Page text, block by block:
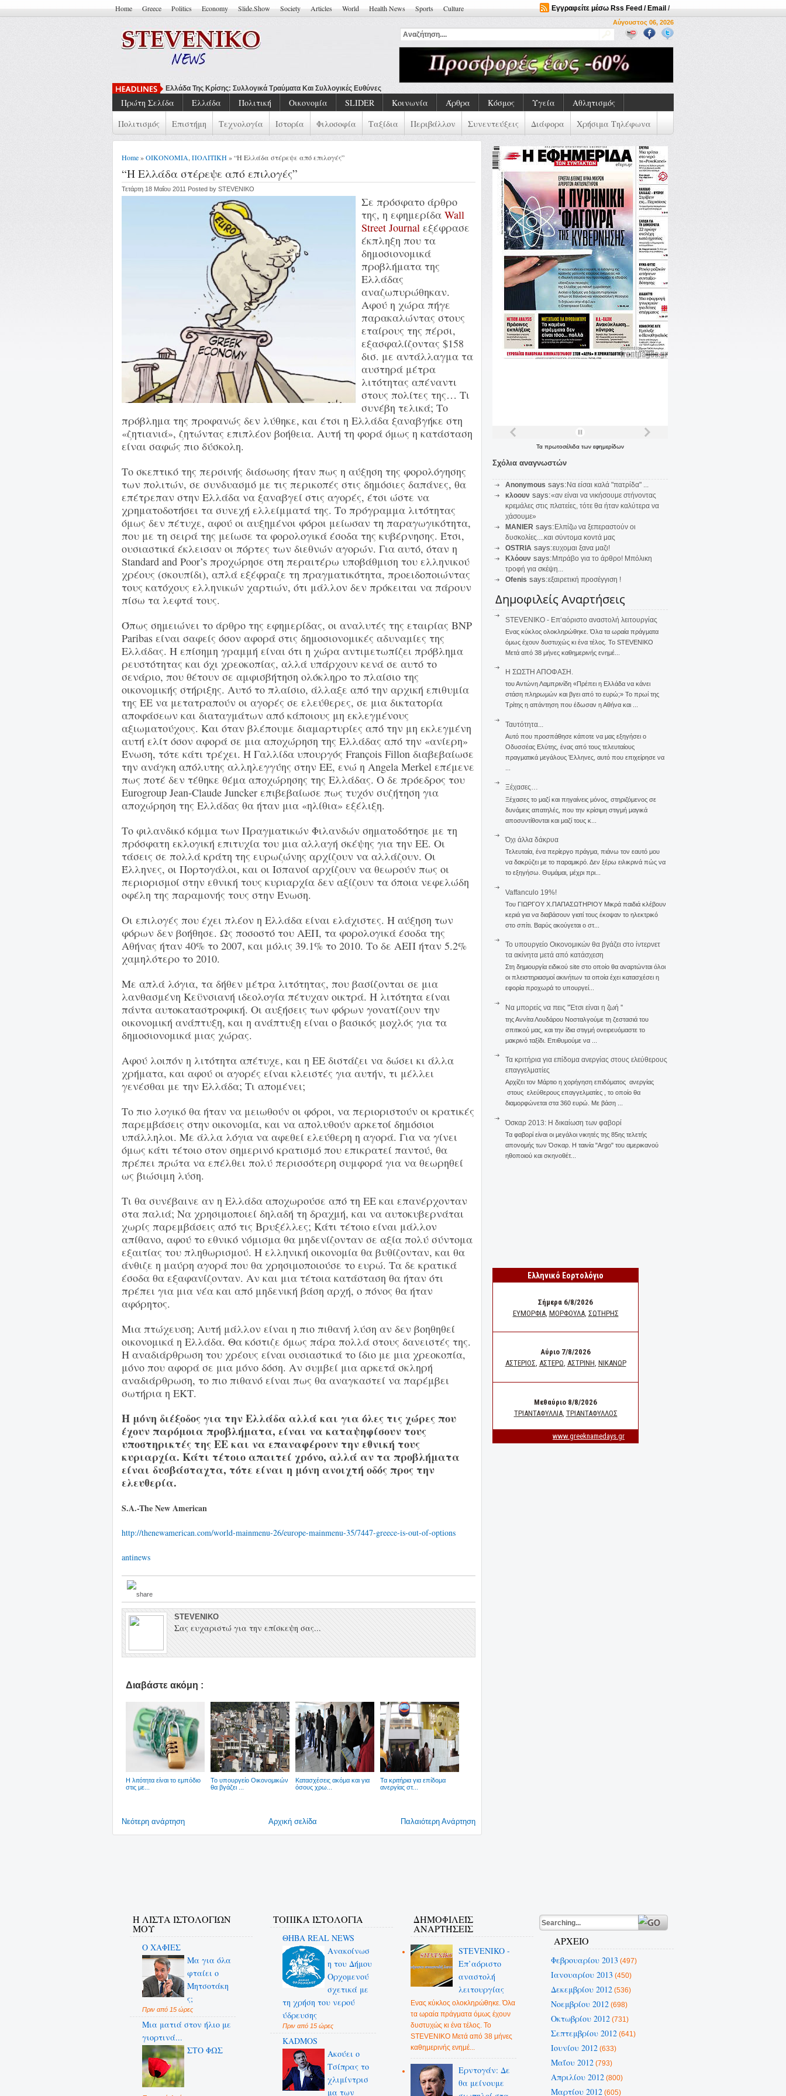
Home Greece Politics Economy Slide.Show Society Articles World Health News Sports Culture Εγγραφείτε μέσω Rss Feed / Email /
Αύγουστος 06, 2026
Να Μ
Πρώτη Σελίδα Ελλάδα Πολιτική Οικονομία SLIDER Κοινωνία Άρθρα Κόσμος Υγεία
Αθλητισμός
Πολιτισμός
Επιστήμη Τεχνολογία Ιστορία Φιλοσοφία Ταξίδια Περιβάλλον Συνεντεύξεις Διάφορα Χρήσιμα Τηλέφωνα
Home»ΟΙΚΟΝΟΜΙΑ ΠΟΛΙΤΙΚΗ» “Η Ελλάδα στέρεψε από επιλογές”
“Η Ελλάδα στέρεψε από επιλογές”
Τετάρτη 18 Μαΐου 2011 Posted by STEVENIKO
Σε πρόσφατο άρθρο
της, η εφημερίδα Wall
Street Journal εξέφρασε
έκπληξη που τα
δημοσιονομικά
προβλήματα της
Ελλάδας
αναζωπυρώθηκαν.
Αφού η χώρα πήγε
παρακαλώντας στους
εταίρους της πέρσι,
εξασφαλίζοντας $158
δισ. με αντάλλαγμα τα
αυστηρά μέτρα
λιτότητας απέναντι
στους πολίτες της… Τι
συνέβη τελικά; Το
πρόβλημα της προφανώς δεν λύθηκε, και έτσι η Ελλάδα ξαναβγήκε στη
«ζητιανιά», ζητώντας επιπλέον βοήθεια. Αυτή τη φορά όμως η κατάσταση
είναι σαφώς πιο δύσκολη.
Το σκεπτικό της περσινής διάσωσης ήταν πως η αύξηση της φορολόγησης
των πολιτών, σε συνδυασμό με τις περικοπές στις δημόσιες δαπάνες, θα
επέτρεπαν στην Ελλάδα να ξαναβγεί στις αγορές, έτσι ώστε να
χρηματοδοτήσει τα συνεχή ελλείμματά της. Το πρόγραμμα λιτότητας
όμως δεν πέτυχε, αφού οι αυξημένοι φόροι μείωσαν τη παραγωγικότητα,
που με τη σειρά της μείωσε τα φορολογικά έσοδα της κυβέρνησης. Έτσι,
ουσιαστικά έκλεισαν οι πόρτες των διεθνών αγορών. Για αυτό, όταν η
Standard and Poor’s προχώρησε στη περαιτέρω υποβάθμιση του ελληνικού
χρέους (σκουπίδι), απλά εξέφραζε τη πραγματικότητα, προειδοποιώντας
τους κατόχους ελληνικών χαρτιών, ότι μάλλον δεν πρόκειται να πάρουν
πίσω τα λεφτά τους.
Όπως σημειώνει το άρθρο της εφημερίδας, οι αναλυτές της εταιρίας BNP
Paribas είναι σαφείς όσον αφορά στις δημοσιονομικές αδυναμίες της
Ελλάδας. Η επίσημη γραμμή είναι ότι η χώρα αντιμετωπίζει πρόβλημα
ρευστότητας και όχι χρεοκοπίας, αλλά υπάρχουν κενά σε αυτό το
σενάριο, που θέτουν σε αμφισβήτηση ολόκληρο το πλαίσιο της
οικονομικής στήριξης. Αυτό το πλαίσιο, άλλαξε από την αρχική επιθυμία
της ΕΕ να μετατραπούν οι αγορές σε ελεύθερες, σε μια δικτατορία
αποφάσεων και διαταγμάτων από κάποιους μη εκλεγμένους
αξιωματούχους. Και όταν βλέπουμε διαμαρτυρίες από την μη εκλεγμένη
αυτή ελίτ όσον αφορά σε μια αποχώρηση της Ελλάδας από την «ανίερη»
Ένωση, τότε κάτι τρέχει. Η Γαλλίδα υπουργός François Fillon διαβεβαίωσε
την ανάγκη απόλυτης αλληλεγγύης στην ΕΕ, ενώ η Angela Merkel επέμενε
πως ποτέ δεν τέθηκε θέμα αποχώρησης της Ελλάδας. Ο δε πρόεδρος του
Eurogroup Jean-Claude Juncker επιβεβαίωσε πως τυχόν συζήτηση για
αποχώρηση της Ελλάδας θα ήταν μια «ηλίθια» εξέλιξη.
Το φιλανδικό κόμμα των Πραγματικών Φιλανδών σηματοδότησε με τη
πρόσφατη εκλογική επιτυχία του μια αλλαγή σκέψης για την ΕΕ. Οι
τάσεις σε πολλά κράτη της ευρωζώνης αρχίζουν να αλλάζουν. Οι
Έλληνες, οι Πορτογάλοι, και οι Ισπανοί αρχίζουν να θεωρούν πως οι
περιορισμοί στην εθνική τους κυριαρχία δεν αξίζουν τα όποια νεφελώδη
οφέλη της παραμονής τους στην Ένωση.
Οι επιλογές που έχει πλέον η Ελλάδα είναι ελάχιστες. Η αύξηση των
φόρων δεν βοήθησε. Ως ποσοστό του ΑΕΠ, τα φορολογικά έσοδα της
Αθήνας ήταν 40% το 2007, και μόλις 39.1% το 2010. Το δε ΑΕΠ ήταν 5.2%
χαμηλότερο το 2010.
Με απλά λόγια, τα δήθεν μέτρα λιτότητας, που βασίζονται σε μια
λανθασμένη Κεϋνσιανή ιδεολογία πέτυχαν οικτρά. Η λιτότητα είναι
πάντα αυτοκαταστροφική. Οι αυξήσεις των φόρων γονατίζουν την
οικονομική ανάπτυξη, και η ανάπτυξη είναι ο βασικός μοχλός για τα
δημοσιονομικά μιας χώρας.
Αφού λοιπόν η λιτότητα απέτυχε, και η ΕΕ διστάζει να δώσει κι άλλα
χρήματα, και αφού οι αγορές είναι κλειστές για αυτήν, τι μέλλει
γενέσθαι με την Ελλάδα; Τι απομένει;
Το πιο λογικό θα ήταν να μειωθούν οι φόροι, να περιοριστούν οι κρατικές
παρεμβάσεις στην οικονομία, και να απολυθούν αρκετοί δημόσιοι
υπάλληλοι. Με άλλα λόγια να αφεθεί ελεύθερη η αγορά. Για να γίνει
όμως κάτι τέτοιο στον σημερινό κρατισμό που επικρατεί παντού, θα
πρέπει πρώτα να επέλθει πολύ περισσότερη συμφορά για να θεωρηθεί
ως βιώσιμη λύση.
Τι θα συνέβαινε αν η Ελλάδα αποχωρούσε από τη ΕΕ και επανέρχονταν
στα παλιά; Να χρησιμοποιεί δηλαδή τη δραχμή, και να αυτοκυβερνάται
χωρίς παρεμβάσεις από τις Βρυξέλλες; Κάτι τέτοιο είναι μάλλον
απίθανο, αφού το εθνικό νόμισμα θα μηδενίζονταν σε αξία πολύ σύντομα
εξαιτίας του πληθωρισμού. Η ελληνική οικονομία θα βυθίζονταν, και θα
άνθιζε η μαύρη αγορά που θα χρησιμοποιούσε το ευρώ. Τα δε κρατικά
έσοδα θα εξαφανίζονταν. Αν και μια τέτοια κατάσταση θα ήταν ότι
πρέπει για μια νέα και από μηδενική βάση αρχή, ο πόνος θα ήταν
αφόρητος.
Μια πτώχευση; Αυτή μάλλον είναι η πιο πιθανή λύση αν δεν βοηθηθεί
οικονομικά η Ελλάδα. Θα κόστιζε όμως πάρα πολλά στους δανειστές της.
Η αναδιάρθρωση του χρέους είναι ουσιαστικά το ίδιο με μια χρεοκοπία,
μόνο που αφορά σε μια μόνο δόση. Αν συμβεί μια αρκετά σκληρή
αναδιάρθρωση, το πιο πιθανό είναι πως θα αναγκαστεί να παρέμβει
σωτήρια η ΕΚΤ.
Η μόνη διέξοδος για την Ελλάδα αλλά και για όλες τις χώρες που
έχουν παρόμοια προβλήματα, είναι να καταψηφίσουν τους
υποστηρικτές της ΕΕ και να επαναφέρουν την εθνική τους
κυριαρχία. Κάτι τέτοιο απαιτεί χρόνο, αλλά αν τα προβλήματα
είναι δυσβάσταχτα, τότε είναι η μόνη ανοιχτή οδός προς την
ελευθερία.
S.A.-The New American
http://thenewamerican.com/world-mainmenu-26/europe-mainmenu-35/7447-greece-is-out-of-options
antinews
STEVENIKO
Σας ευχαριστώ για την επίσκεψη σας...
Διαβάστε ακόμη :
Η λιτότητα είναι το εμπόδιο
στις με...
To υπουργείο Οικονομικών
θα βγάζει ...
Κατασχέσεις ακόμα και για
όσους χρω...
Τα κριτήρια για επίδομα
ανεργίας στ...
Νεότερη ανάρτηση Παλαιότερη Ανάρτηση
Αρχική σελίδα
Τα πρωτοσέλιδα των εφημερίδων
Σχόλια αναγνωστών
Anonymous says: Να είσαι καλά "πατρίδα" ...
κλοουν says:«αν είναι να νικήσουμε στήνοντας
κρεμάλες στις πλατείες, τότε θα ήταν καλύτερα να
χάσουμε»
MANIER says: Ελπίζω να ξεπεραστούν οι
δυσκολίες....και σύντομα κοντά μας
OSTRIA says:ευχομαι ξανα μαζι!
Κλόουν says: Μπράβο για το άρθρο! Μπόλικη
τροφή για σκέψη...
Ofenis says:εξαιρετική προσέγγιση !
Δημοφιλείς Αναρτήσεις
STEVENIKO - Επ’αόριστο αναστολή λειτουργίας
Ενας κύκλος ολοκληρώθηκε. Όλα τα ωραία πράγματα
όμως έχουν δυστυχώς κι ένα τέλος. Το STEVENIKO
Μετά από 38 μήνες καθημερινής ενημέ...
Η ΣΩΣΤΗ ΑΠΟΦΑΣΗ.
του Αντώνη Λαμπρινίδη «Πρέπει η Ελλάδα να κάνει
στάση πληρωμών και βγει από το ευρώ;» Το πρωί της
Τρίτης η απάντηση που έδωσαν η Αθήνα και ...
Ταυτότητα...
Αυτό που προσπάθησε κάποτε να μας εξηγήσει ο
Οδυσσέας Ελύτης, ένας από τους τελευταίους
πραγματικά μεγάλους Έλληνες, αυτό που επιχείρησε να
Ξέχασες…
Ξέχασες το μαζί και πηγαίνεις μόνος, στηριζόμενος σε
δυνάμεις απατηλές, που την κρίσιμη στιγμή μαγικά
αποσυντίθονται και μαζί τους κ...
Όχι άλλα δάκρυα
Τελευταία, ένα περίεργο πράγμα, πιάνω τον εαυτό μου
να δακρύζει με το παραμικρό. Δεν ξέρω ειλικρινά πώς να
το εξηγήσω. Θυμάμαι, μέχρι πρι...
Vaffanculo 19%!
Του ΓΙΩΡΓΟΥ Χ.ΠΑΠΑΣΩΤΗΡΙΟΥ Μικρά παιδιά κλέβουν
κεριά για να διαβάσουν γιατί τους έκοψαν το ηλεκτρικό
στο σπίτι. Βαρύς ακούγεται ο στ...
To υπουργείο Οικονομικών θα βγάζει στο ίντερνετ
τα ακίνητα μετά από κατάσχεση
Στη δημιουργία ειδικού site στο οποίο θα αναρτώνται όλοι
οι πλειστηριασμοί ακινήτων τα οποία έχει κατασχέσει η
εφορία προχωρά το υπουργεί...
Να μπορείς να πεις ''Έτσι είναι η ζωή ''
της Αννίτα Λουδάρου Νοσταλγούμε τη ζεστασιά του
σπιτικού μας, και την ίδια στιγμή ονειρευόμαστε το
μακρινό ταξίδι. Επιθυμούμε να ...
Τα κριτήρια για επίδομα ανεργίας στους ελεύθερους
επαγγελματίες
Αρχίζει τον Μάρτιο η χορήγηση επιδόματος ανεργίας
στους ελεύθερους επαγγελματίες , το οποίο θα
διαμορφώνεται στα 360 ευρώ. Με βάση ...
Όσκαρ 2013: Η δικαίωση των φαβορί
Τα φαβορί είναι οι μεγάλοι νικητές της 85ης τελετής
απονομής των Όσκαρ. Η ταινία "Αrgo" του αμερικανού
ηθοποιού και σκηνοθέτ...
Η ΛΙΣΤΑ ΙΣΤΟΛΟΓΙΩΝ
ΜΟΥ
Ο ΧΑΦΙΕΣ
Μα για όλα
φταίει ο
Μητσοτάκη
ς;
Πριν από 15 ώρες
Μια ματιά στον ήλιο με
γιορτινά...
ΣΤΟ ΦΩΣ
ΤΟΠΙΚΑ ΙΣΤΟΛΟΓΙΑ
ΘΗΒΑ REAL NEWS
Ανακοίνωσ
η του Δήμου
Ορχομενού
σχετικά με
τη χρήση του νερού
ύδρευσης
Πριν από 15 ώρες
KADMOS
Ακούει ο
Τσίπρας το
χλιμίντρισ
μα των
ΔΗΜΟΦΙΛΕΊΣ
ΑΝΑΡΤΉΣΕΙΣ
STEVENIKO -
Επ’αόριστο
αναστολή
λειτουργίας
Ενας κύκλος ολοκληρώθηκε. Όλα
τα ωραία πράγματα όμως έχουν
δυστυχώς κι ένα τέλος. Το
STEVENIKO Μετά από 38 μήνες
καθημερινής ενημέ...
Ερντογάν: Δε
θα μείνουμε
ΑΡΧΕΙΟ
Φεβρουαρίου 2013 (497)
Ιανουαρίου 2013 (450)
Δεκεμβρίου 2012(536)
Νοεμβρίου 2012(698)
Οκτωβρίου 2012(731)
Σεπτεμβρίου 2012(641)
Ιουνίου 2012(633)
Μαΐου 2012(793)
Απριλίου 2012(800)
Μαρτίου 2012(605)